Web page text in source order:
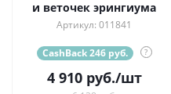
и веточек эрингиума
Артикул: 011841
CashBack 246 руб. ?
4 910руб./шт